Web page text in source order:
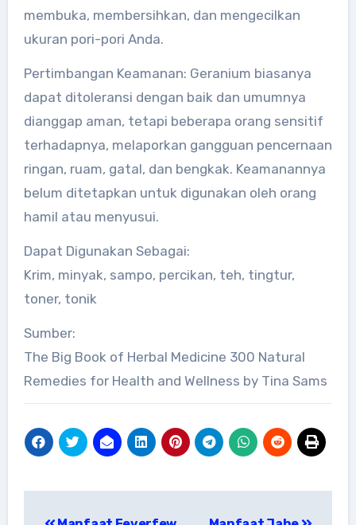
membuka, membersihkan, dan mengecilkan
ukuran pori-pori Anda.
Pertimbangan Keamanan: Geranium biasanya
dapat ditoleransi dengan baik dan umumnya
dianggap aman, tetapi beberapa orang sensitif
terhadapnya, melaporkan gangguan pencernaan
ringan, ruam, gatal, dan bengkak. Keamanannya
belum ditetapkan untuk digunakan oleh orang
hamil atau menyusui.
Dapat Digunakan Sebagai:
Krim, minyak, sampo, percikan, teh, tingtur,
toner, tonik
Sumber:
The Big Book of Herbal Medicine 300 Natural
Remedies for Health and Wellness by Tina Sams
Tanaman Obat Sakit Tenggorokan
Tanaman yang Mengatasi Gangguan